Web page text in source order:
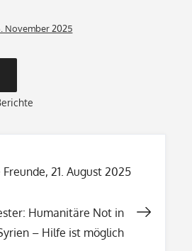
November 2025
21. August 2025
Humanitäre Not in
– Hilfe ist möglich